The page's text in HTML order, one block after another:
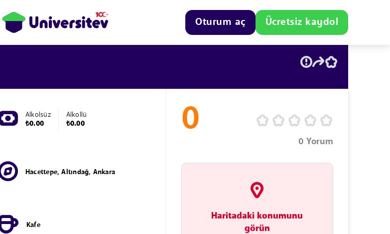
Oturum aç Ücretsiz kaydol
Alkolsüz
₺0.00
Alkollü
₺0.00
Hacettepe, Altındağ, Ankara
Kafe
0
0 Yorum
Haritadaki konumunu
görün